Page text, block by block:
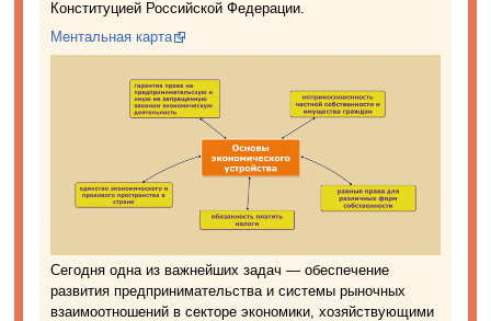
Конституцией Российской Федерации.
Ментальная карта
Сегодня одна из важнейших задач — обеспечение
развития предпринимательства и системы рыночных
взаимоотношений в секторе экономики, хозяйствующими